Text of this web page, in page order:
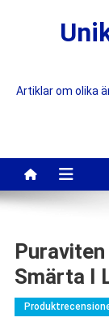
Artiklar om olika
Smärta I